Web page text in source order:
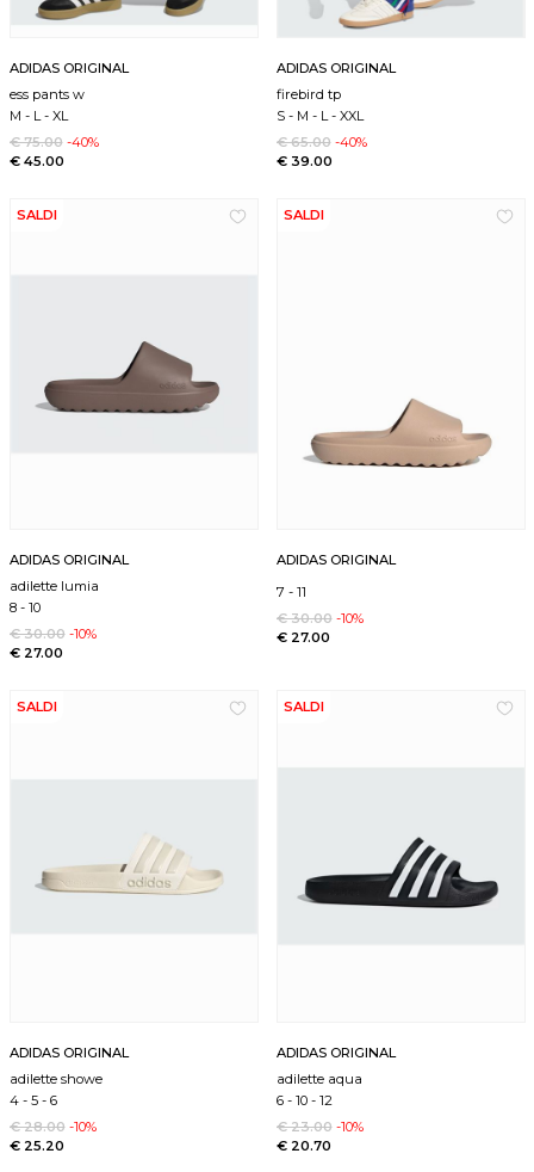
ADIDAS ORIGINAL
ess pants w
M -L -XL
€ 75.00 -40%
€ 45.00
ADIDAS ORIGINAL
firebird tp
S -M -L -XXL
€ 65.00 -40%
€ 39.00
SALDI
ADIDAS ORIGINAL
adilette lumia
8 -10
€ 30.00 -10%
€ 27.00
SALDI
ADIDAS ORIGINAL
7 -11
€ 30.00 -10%
€ 27.00
SALDI
ADIDAS ORIGINAL
adilette showe
4 -5 -6
€ 28.00 -10%
€ 25.20
SALDI
ADIDAS ORIGINAL
adilette aqua
6 -10 -12
€ 23.00 -10%
€ 20.70